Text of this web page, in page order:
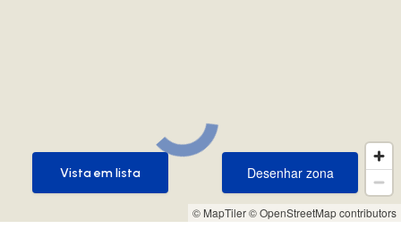
© MapTiler© OpenStreetMap contributors
Desenhar zona
Desenhar zona
Vista em lista
Vista em lista